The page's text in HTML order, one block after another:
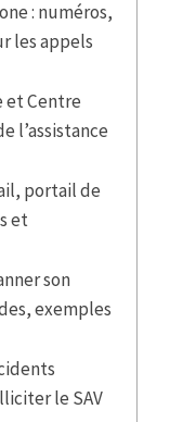
: numéros,
les appels
et Centre
l’assistance
portail de
et
son
exemples
le SAV